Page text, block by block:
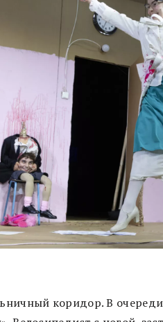
коридор. В